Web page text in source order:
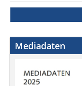
Mediadaten